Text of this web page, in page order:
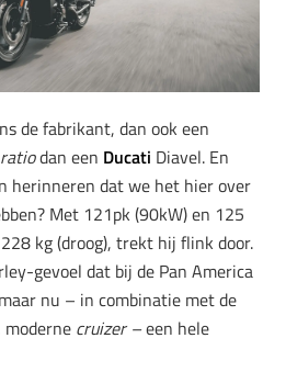
de fabrikant, dan ook een
dan een Ducati Diavel. En
herinneren dat we het hier over
Met 121pk (90kW) en 125
kg (droog), trekt hij flink door.
gevoel dat bij de Pan America
nu – in combinatie met de
moderne cruizer –een hele